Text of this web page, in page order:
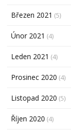
Březen 2021 (5)
Únor 2021 (4)
Leden 2021 (4)
Prosinec 2020 (4)
Listopad 2020 (5)
Říjen 2020 (4)